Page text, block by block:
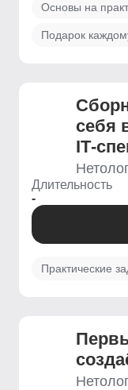
Основы на
Подарок
себя
Длительность
-
Практические